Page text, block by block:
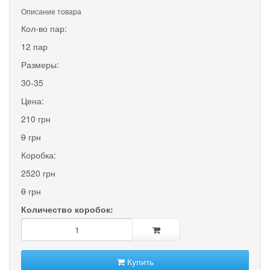
Описание товара
Кол-во пар:
12 пар
Размеры:
30-35
Цена:
210 грн
0 грн
Коробка:
2520 грн
0 грн
Количество коробок:
Купить